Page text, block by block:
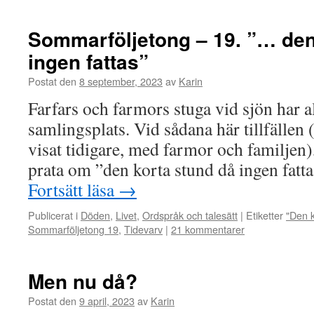
Sommarföljetong – 19. ”…
ingen fattas”
Postat den 8 september, 2023 av Karin
Farfars och farmors stuga vid sjön har
samlingsplats. Vid sådana här tillfällen
visat tidigare, med farmor och
prata om ”den korta stund då ingen
Fortsätt läsa →
Publicerat i Döden, Livet, Ordspråk och talesätt | Etiketter"Den
Sommarföljetong 19, Tidevarv | 21 kommentarer
Men nu då?
Postat den 9 april, 2023 av Karin